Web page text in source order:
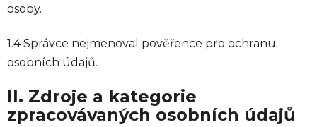
osoby.
1.4 Správce nejmenoval pověřence pro ochranu
osobních údajů.
II. Zdroje a kategorie
zpracovávaných osobních údajů